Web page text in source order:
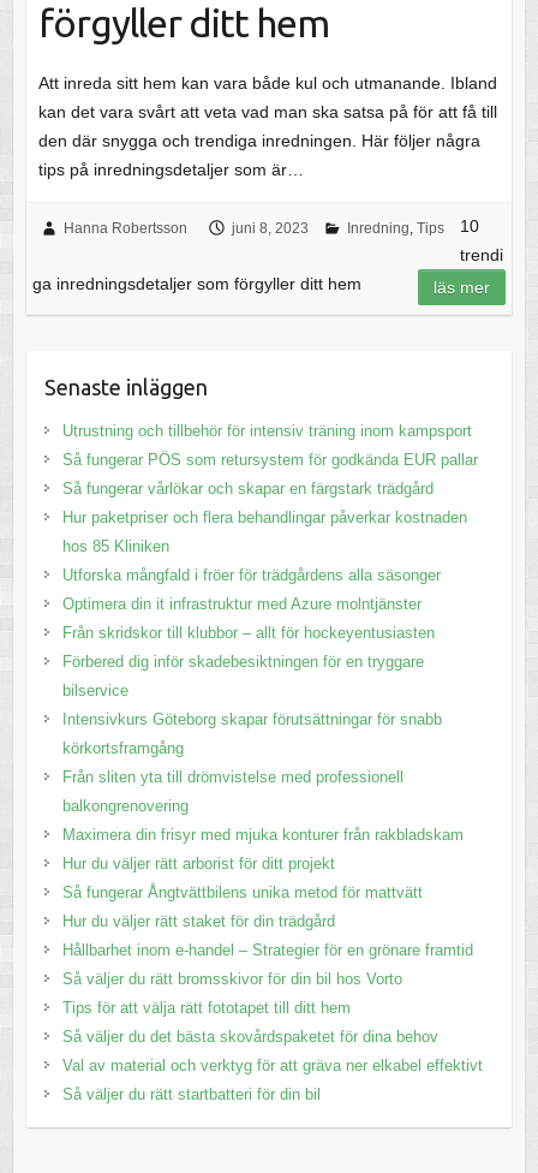
förgyller ditt hem
Att inreda sitt hem kan vara både kul och utmanande. Ibland
kan det vara svårt att veta vad man ska satsa på för att få till
den där snygga och trendiga inredningen. Här följer några
tips på inredningsdetaljer som är…
Hanna Robertsson juni 8, 2023 Inredning, Tips
10
trendi
ga inredningsdetaljer som förgyller ditt hem
läs mer
Senaste inläggen
Utrustning och tillbehör för intensiv träning inom kampsport
Så fungerar PÖS som retursystem för godkända EUR pallar
Så fungerar vårlökar och skapar en färgstark trädgård
Hur paketpriser och flera behandlingar påverkar kostnaden
hos 85 Kliniken
Utforska mångfald i fröer för trädgårdens alla säsonger
Optimera din it infrastruktur med Azure molntjänster
Från skridskor till klubbor – allt för hockeyentusiasten
Förbered dig inför skadebesiktningen för en tryggare
bilservice
Intensivkurs Göteborg skapar förutsättningar för snabb
körkortsframgång
Från sliten yta till drömvistelse med professionell
balkongrenovering
Maximera din frisyr med mjuka konturer från rakbladskam
Hur du väljer rätt arborist för ditt projekt
Så fungerar Ångtvättbilens unika metod för mattvätt
Hur du väljer rätt staket för din trädgård
Hållbarhet inom e-handel – Strategier för en grönare framtid
Så väljer du rätt bromsskivor för din bil hos Vorto
Tips för att välja rätt fototapet till ditt hem
Så väljer du det bästa skovårdspaketet för dina behov
Val av material och verktyg för att gräva ner elkabel effektivt
Så väljer du rätt startbatteri för din bil